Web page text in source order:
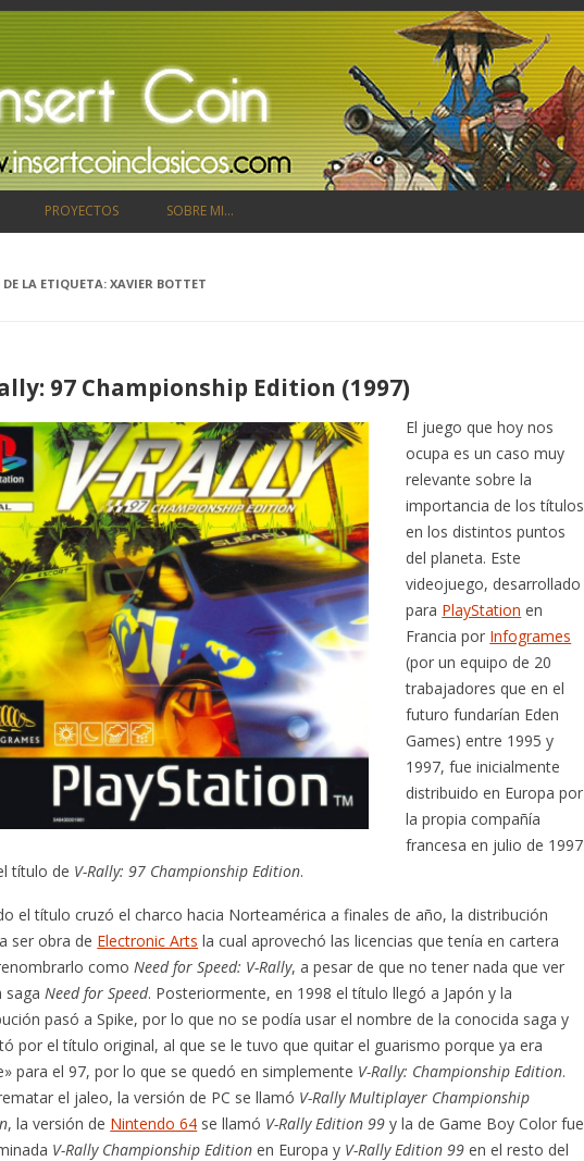
PROYECTOS SOBRE MI…
LA ETIQUETA:XAVIER BOTTET
97 Championship Edition (1997)
El juego que hoy nos
ocupa es un caso muy
relevante sobre la
importancia de los títulos
en los distintos puntos
del planeta. Este
videojuego, desarrollado
para PlayStation en
Francia por Infogrames
(por un equipo de 20
trabajadores que en el
futuro fundarían Eden
Games) entre 1995 y
1997, fue inicialmente
distribuido en Europa por
la propia compañía
francesa en julio de 1997
título de V-Rally: 97 Championship Edition.
el título cruzó el charco hacia Norteamérica a finales de año, la distribución
ser obra de Electronic Arts la cual aprovechó las licencias que tenía en cartera
como Need for Speed: V-Rally, a pesar de que no tener nada que ver
saga Need for Speed. Posteriormente, en 1998 el título llegó a Japón y la
pasó a Spike, por lo que no se podía usar el nombre de la conocida saga y
por el título original, al que se le tuvo que quitar el guarismo porque ya era
para el 97, por lo que se quedó en simplemente V-Rally: Championship Edition.
el jaleo, la versión de PC se llamó V-Rally Multiplayer Championship
, la versión de Nintendo 64 se llamó V-Rally Edition 99 y la de Game Boy Color fue
V-Rally Championship Edition en Europa y V-Rally Edition 99 en el resto del